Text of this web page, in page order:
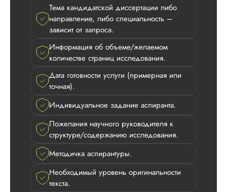
Тема кандидатской диссертации либо
направление, либо специальность –
зависит от запроса.
Информация об объеме/желаемом
количестве страниц исследования.
Дата готовности услуги (примерная или
точная).
Индивидуальное задание аспиранта.
Пожелания научного руководителя к
структуре/содержанию исследования.
Методичка аспирантуры.
Необходимый уровень оригинальности
текста.
Заказывала тут
своей
на подарок.
удивилась и
отлично, ее
научный
даже замечаний
Читать полный